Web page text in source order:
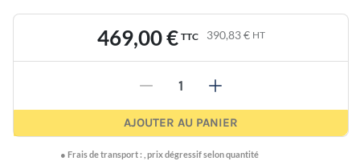
469,00 € TTC 390,83 € HT
- +
AJOUTER AU PANIER
● Frais de transport : prix dégressif selon quantité